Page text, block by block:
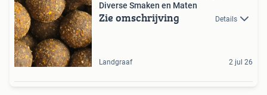
Diverse Smaken en Maten
Zie omschrijving Details
Landgraaf 2 jul 26